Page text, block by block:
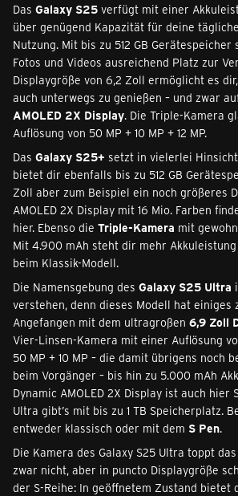
Das Galaxy S25 verfügt mit einer
über genügend Kapazität für deine
Nutzung. Mit bis zu 512 GB
Fotos und Videos ausreichend Platz zur
Displaygröße von 6,2 Zoll ermöglicht es
auch unterwegs zu genießen – und zwar
AMOLED 2X Display. Die Triple-Kamera
Auflösung von 50 MP + 10 MP + 12 MP.
Das Galaxy S25+ setzt in vielerlei
bietet dir ebenfalls bis zu 512 GB
Zoll aber zum Beispiel ein noch größeres
AMOLED 2X Display mit 16 Mio. Farben
hier. Ebenso die Triple-Kamera mit
Mit 4.900 mAh steht dir mehr
beim Klassik-Modell.
Die Namensgebung des Galaxy S25 Ultra
verstehen, denn dieses Modell hat einiges
Angefangen mit dem ultragroßen 6,9 Zoll
Vier-Linsen-Kamera mit einer Auflösung
50 MP + 10 MP – die damit übrigens noch
beim Vorgänger – bis hin zu 5.000 mAh
Dynamic AMOLED 2X Display ist auch hier
Ultra gibt’s mit bis zu 1 TB Speicherplatz.
entweder klassisch oder mit dem S Pen.
Die Kamera des Galaxy S25 Ultra toppt das
zwar nicht, aber in puncto Displaygröße
der S-Reihe: In geöffnetem Zustand bietet